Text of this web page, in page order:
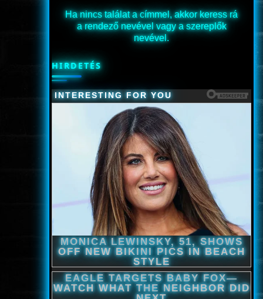
Ha nincs találat a címmel, akkor keress rá
a rendező nevével vagy a szereplők
nevével.
HIRDETÉS